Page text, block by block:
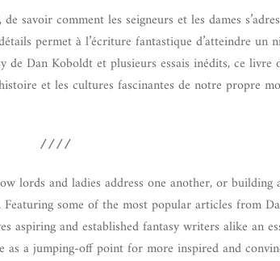
savoir comment les seigneurs et les dames
permet à l’écriture fantastique d’atteindre un
Dan Koboldt et plusieurs essais inédits, ce livre
et les cultures fascinantes de notre propre
////
lords and ladies address one another, or building
some of the most popular articles from
aspiring and established fantasy writers alike an
a jumping-off point for more inspired and